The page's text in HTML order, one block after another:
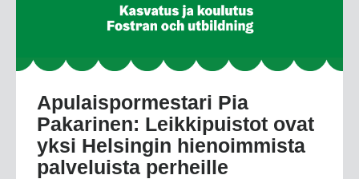
Apulaispormestari Pia
Pakarinen: Leikkipuistot ovat
yksi Helsingin hienoimmista
palveluista perheille